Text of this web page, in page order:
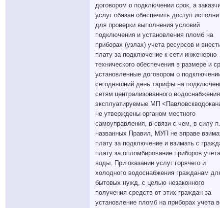
договором о подключении срок, а
услуг обязан обеспечить доступ
для проверки выполнения условий
подключения и установления пломб на
приборах (узлах) учета ресурсов и
плату за подключение к сети инженерно-
технического обеспечения в размере и
установленные договором о
сегодняшний день тарифы на
сетям централизованного
эксплуатируемые МП
не утверждены органом местного
самоуправления, в связи с чем, в силу
названных Правил, МУП не вправе
плату за подключение и взимать с
плату за опломбирование приборов учета
воды. При оказании услуг горячего и
холодного водоснабжения гражданам
бытовых нужд, с целью незаконного
получения средств от этих граждан за
установление пломб на приборах учета